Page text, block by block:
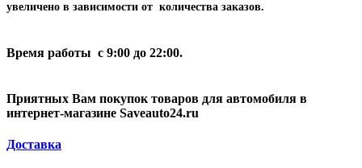
увеличено в зависимости от количества заказов.
Время работы с 9:00 до 22:00.
Приятных Вам покупок товаров для автомобиля в
интернет-магазине Saveauto24.ru
Доставка